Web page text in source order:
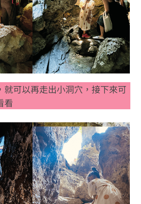
就可以再走出小洞穴，接下來可
看